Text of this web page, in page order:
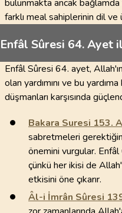
bulunmakta ancak bağlamda
farklı meal sahiplerinin dil ve
Enfâl Sûresi 64. Ayet
Enfâl Sûresi 64. ayet,
olan yardımını ve bu
düşmanları karşısında
Bakara Suresi 153.
sabretmeleri
önemini vurgular.
çünkü her ikisi de
etkisini öne çıkarır.
Âl-i İmrân Sûresi